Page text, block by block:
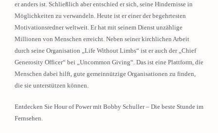
er anders ist. Schließlich aber entschied er sich, seine Hindernisse in
Möglichkeiten zu verwandeln. Heute ist er einer der begehrtesten
Motivationsredner weltweit. Er hat mit seinem Dienst unzählige
Millionen von Menschen erreicht. Neben seiner kirchlichen Arbeit
durch seine Organisation „Life Without Limbs“ ist er auch der „Chief
Generosity Officer“ bei „Uncommon Giving“. Das ist eine Plattform, die
Menschen dabei hilft, gute gemeinnützige Organisationen zu finden,
die sie unterstützen können.
Entdecken Sie Hour of Power mit Bobby Schuller – Die beste Stunde im
Fernsehen.